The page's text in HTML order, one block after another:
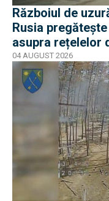
Războiul de
Rusia
asupra rețelelor
04 AUGUST 2026